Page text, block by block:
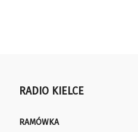
RADIO KIELCE
RAMÓWKA